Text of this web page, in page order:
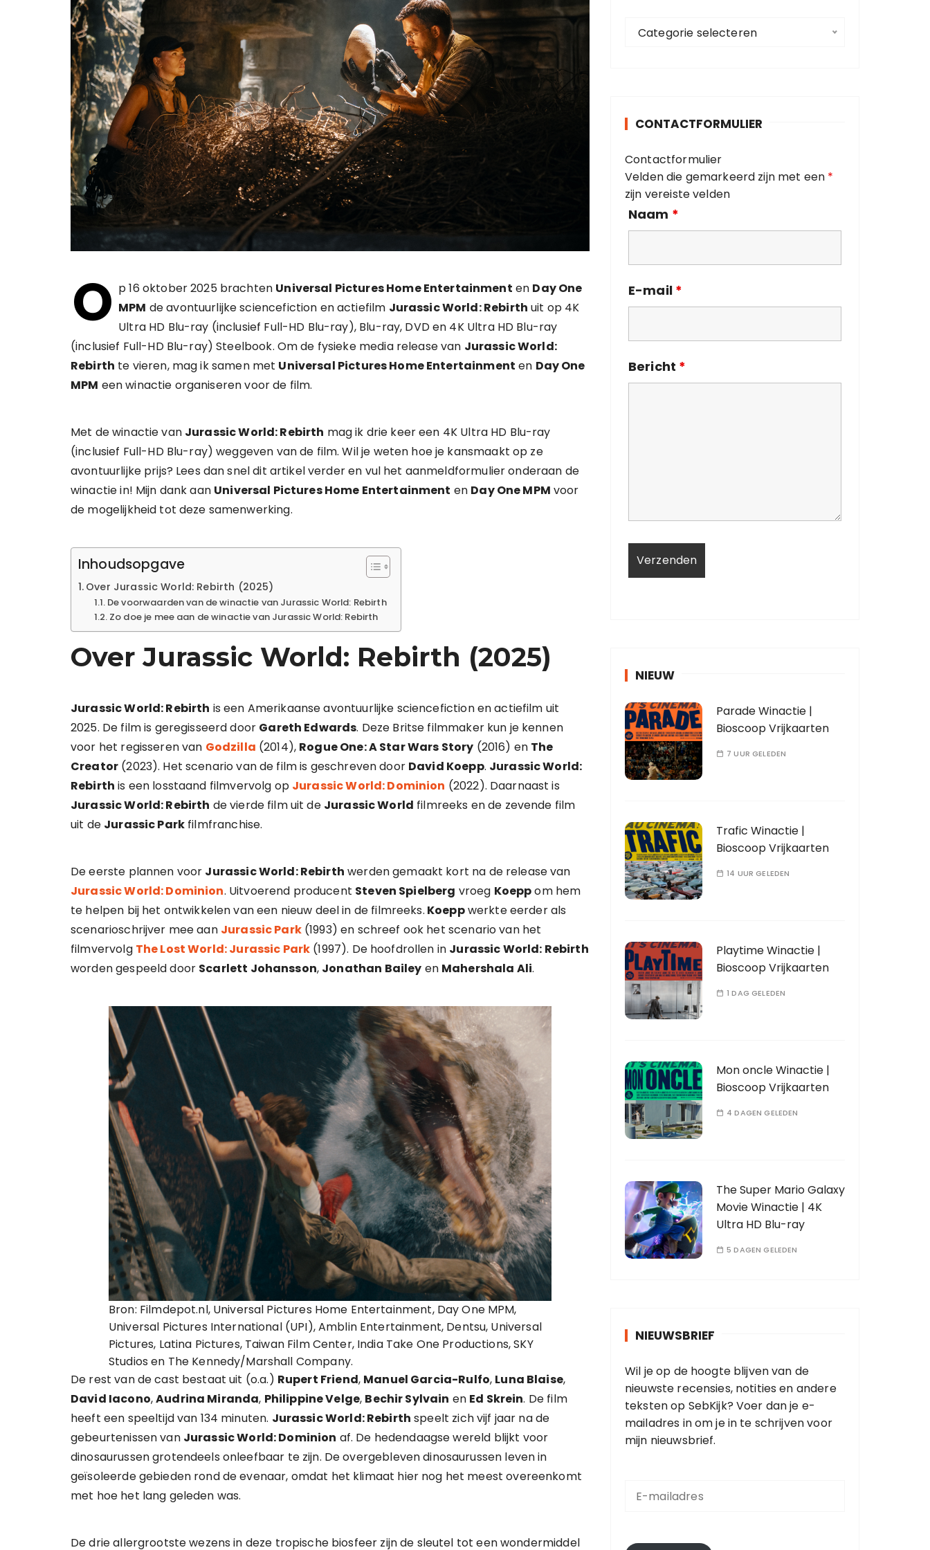
O p 16 oktober 2025 brachten Universal Pictures Home Entertainment en Day One
MPM de avontuurlijke sciencefiction en actiefilm Jurassic World: Rebirth uit op 4K
Ultra HD Blu-ray (inclusief Full-HD Blu-ray), Blu-ray, DVD en 4K Ultra HD Blu-ray
(inclusief Full-HD Blu-ray) Steelbook. Om de fysieke media release van Jurassic World:
Rebirth te vieren, mag ik samen met Universal Pictures Home Entertainment en Day One
MPM een winactie organiseren voor de film.
Met de winactie van Jurassic World: Rebirth mag ik drie keer een 4K Ultra HD Blu-ray
(inclusief Full-HD Blu-ray) weggeven van de film. Wil je weten hoe je kansmaakt op ze
avontuurlijke prijs? Lees dan snel dit artikel verder en vul het aanmeldformulier onderaan de
winactie in! Mijn dank aan Universal Pictures Home Entertainment en Day One MPM voor
de mogelijkheid tot deze samenwerking.
Inhoudsopgave
Over Jurassic World: Rebirth (2025)
De voorwaarden van de winactie van Jurassic World: Rebirth
Zo doe je mee aan de winactie van Jurassic World: Rebirth
Over Jurassic World: Rebirth (2025)
Jurassic World: Rebirth is een Amerikaanse avontuurlijke sciencefiction en actiefilm uit
2025. De film is geregisseerd door Gareth Edwards. Deze Britse filmmaker kun je kennen
voor het regisseren van Godzilla (2014), Rogue One: A Star Wars Story (2016) en The
Creator (2023). Het scenario van de film is geschreven door David Koepp. Jurassic World:
Rebirth is een losstaand filmvervolg op Jurassic World: Dominion (2022). Daarnaast is
Jurassic World: Rebirth de vierde film uit de Jurassic World filmreeks en de zevende film
uit de Jurassic Park filmfranchise.
De eerste plannen voor Jurassic World: Rebirth werden gemaakt kort na de release van
Jurassic World: Dominion. Uitvoerend producent Steven Spielberg vroeg Koeppom hem
te helpen bij het ontwikkelen van een nieuw deel in de filmreeks. Koeppwerkte eerder als
scenarioschrijver mee aan Jurassic Park(1993) en schreef ook het scenario van het
filmvervolg The Lost World: Jurassic Park (1997). De hoofdrollen in Jurassic World: Rebirth
worden gespeeld door Scarlett Johansson, Jonathan Bailey en Mahershala Ali.
Bron: Filmdepot.nl, Universal Pictures Home Entertainment, Day One MPM,
Universal Pictures International (UPI), Amblin Entertainment, Dentsu, Universal
Pictures, Latina Pictures, Taiwan Film Center, India Take One Productions, SKY
Studios en The Kennedy/Marshall Company.
De rest van de cast bestaat uit (o.a.) Rupert Friend, Manuel Garcia-Rulfo, Luna Blaise,
David Iacono,Audrina Miranda, Philippine Velge, Bechir Sylvain en Ed Skrein. De film
heeft een speeltijd van 134 minuten. Jurassic World: Rebirth speelt zich vijf jaar na de
gebeurtenissen van Jurassic World: Dominion af. De hedendaagse wereld blijkt voor
dinosaurussen grotendeels onleefbaar te zijn. De overgebleven dinosaurussen leven in
geïsoleerde gebieden rond de evenaar, omdat het klimaat hier nog het meest overeenkomt
met hoe het lang geleden was.
De drie allergrootste wezens in deze tropische biosfeer zijn de sleutel tot een wondermiddel
r
e
ë
n
Categorie selecteren
CONTACTFORMULIER
Contactformulier
Velden die gemarkeerd zijn met een *
zijn vereiste velden
Naam *
E-mail *
Bericht *
NIEUW
Parade Winactie |
Bioscoop Vrijkaarten
7 UUR GELEDEN
Trafic Winactie |
Bioscoop Vrijkaarten
14 UUR GELEDEN
Playtime Winactie |
Bioscoop Vrijkaarten
1 DAG GELEDEN
Mon oncle Winactie |
Bioscoop Vrijkaarten
4 DAGEN GELEDEN
The Super Mario Galaxy
Movie Winactie | 4K
Ultra HD Blu-ray
5 DAGEN GELEDEN
NIEUWSBRIEF
Wil je op de hoogte blijven van de
nieuwste recensies, notities en andere
teksten op SebKijk? Voer dan je e-
mailadres in om je in te schrijven voor
mijn nieuwsbrief.